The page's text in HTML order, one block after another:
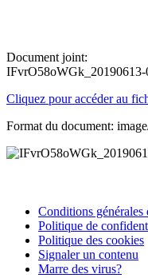
Document joint:
IFvrO58oWGk_20190613-
Cliquez pour accéder au
Format du document:
Conditions générales
Politique de
Politique des cookies
Signaler un contenu
Marre des virus?